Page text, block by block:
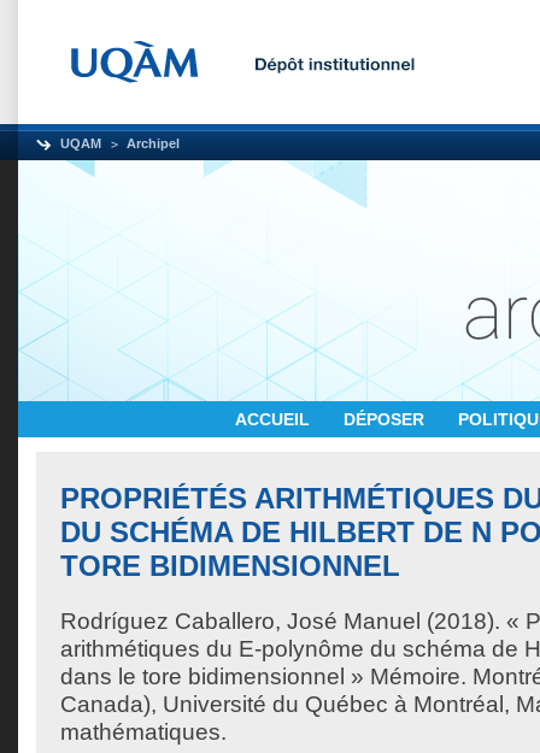
UQAM Archipel
ACCUEIL DÉPOSER
PROPRIÉTÉS ARITHMÉTIQUES
DU SCHÉMA DE HILBERT DE N
TORE BIDIMENSIONNEL
Rodríguez Caballero, José Manuel (2018). «
arithmétiques du E-polynôme du schéma de
dans le tore bidimensionnel » Mémoire.
Canada), Université du Québec à Montréal,
mathématiques.